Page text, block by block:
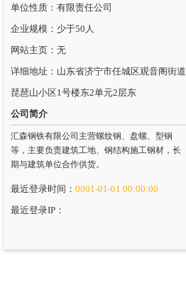
单位性质：有限责任公司
企业规模：少于50人
网站主页：无
详细地址：山东省济宁市任城区观音阁街道
琵琶山小区1号楼东2单元2层东
公司简介
汇森钢铁有限公司主营螺纹钢、盘螺、型钢
等，主要负责建筑工地、钢结构施工钢材，长
期与建筑单位合作供货。
最近登录时间： 0001-01-01 00:00:00
最近登录IP：